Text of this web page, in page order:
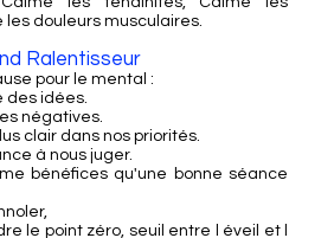
les douleurs musculaires.
Ralentisseur
pour le mental :
des idées.
négatives.
clair dans nos priorités.
à nous juger.
bénéfices qu'une bonne séance
le point zéro, seuil entre l éveil et l